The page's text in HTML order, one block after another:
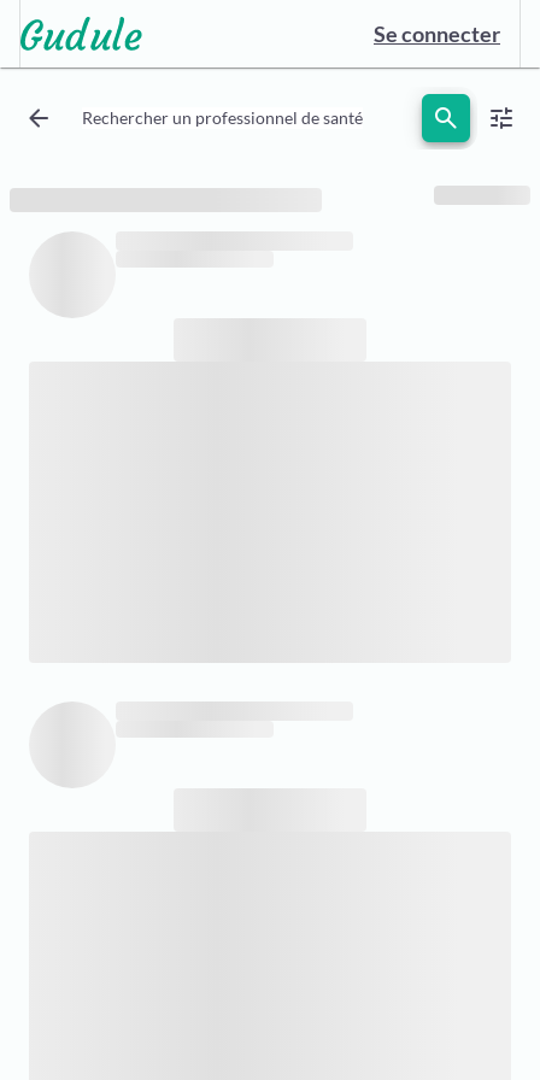
Se connecter
arrow_back Rechercher un professionnel de santé search tune